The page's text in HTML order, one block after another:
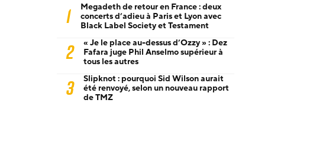
1
Megadeth de retour en France : deux
concerts d’adieu à Paris et Lyon avec
Black Label Society et Testament
2
« Je le place au-dessus d’Ozzy » : Dez
Fafara juge Phil Anselmo supérieur à
tous les autres
3
Slipknot : pourquoi Sid Wilson aurait
été renvoyé, selon un nouveau rapport
de TMZ